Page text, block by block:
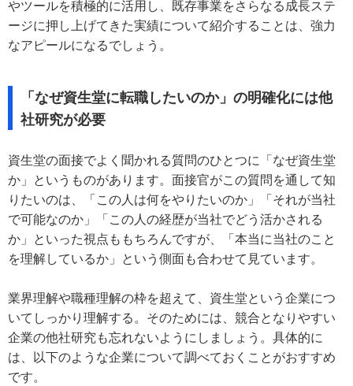
やツールを積極的に活用し、既存事業をさらなる成長ステ
ージに押し上げてきた実績について紹介することは、強力
なアピールになるでしょう。
「なぜ資生堂に転職したいのか」の明確化には他
社研究が必要
資生堂の面接でよく聞かれる質問のひとつに「なぜ資生堂
か」というものがあります。面接官がこの質問を通して知
りたいのは、「この人は何をやりたいのか」「それが当社
で可能なのか」「この人の経歴が当社でどう活かされる
か」といった視点ももちろんですが、「本当に当社のこと
を理解しているか」という側面も合わせて見ています。
業界理解や職種理解の枠を超えて、資生堂という企業につ
いてしっかり理解する。そのためには、競合となりやすい
企業の他社研究も忘れないようにしましょう。具体的に
は、以下のような企業について調べておくことがおすすめ
です。